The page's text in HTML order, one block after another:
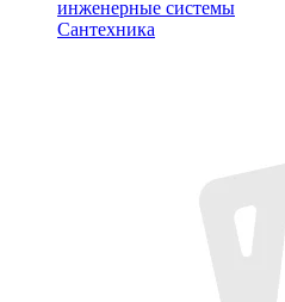
инженерные системы
Сантехника